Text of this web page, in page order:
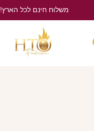
משלוח חינם לכל הארץ!